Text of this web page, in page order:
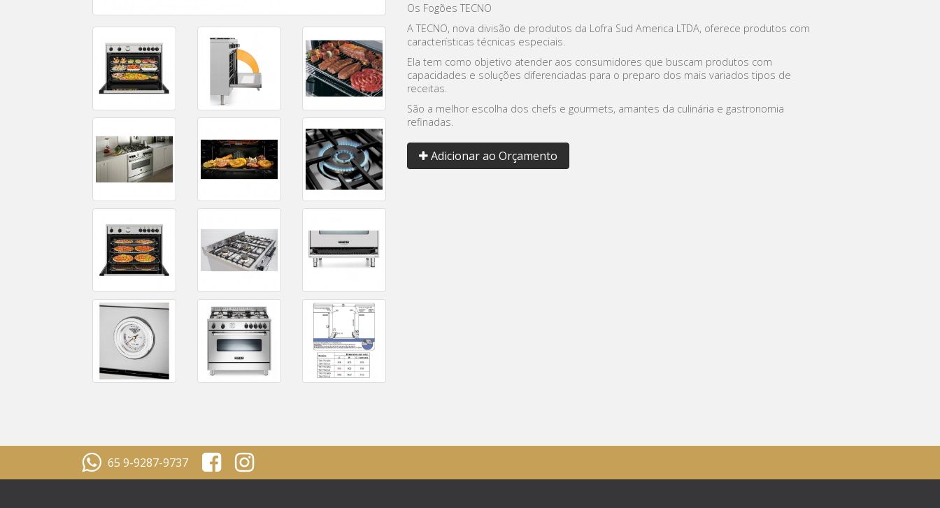
Os Fogões TECNO
A TECNO, nova divisão de produtos da Lofra Sud America LTDA, oferece produtos com
características técnicas especiais.
Ela tem como objetivo atender aos consumidores que buscam produtos com
capacidades e soluções diferenciadas para o preparo dos mais variados tipos de
receitas.
São a melhor escolha dos chefs e gourmets, amantes da culinária e gastronomia
refinadas.
Adicionar ao Orçamento
65 9-9287-9737